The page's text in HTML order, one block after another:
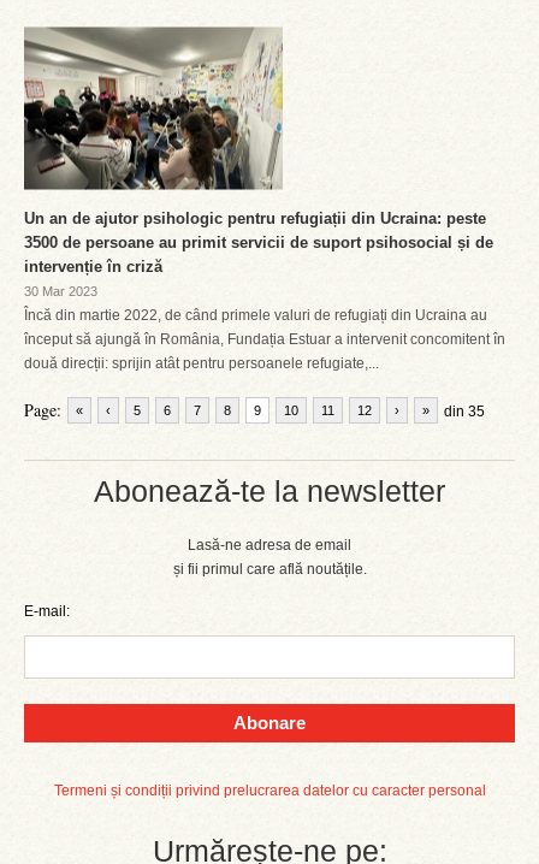
Abonează-te la newsletter
Lasă-ne adresa de email
și fii primul care află noutățile.
E-mail:
Abonare
Termeni și condiții privind prelucrarea datelor cu caracter personal
Urmărește-ne pe:
Un an de ajutor psihologic pentru refugiații din Ucraina: peste
3500 de persoane au primit servicii de suport psihosocial și de
intervenție în criză
30 Mar 2023
Încă din martie 2022, de când primele valuri de refugiați din Ucraina au
început să ajungă în România, Fundația Estuar a intervenit concomitent în
două direcții: sprijin atât pentru persoanele refugiate,...
Page: « ‹ 5 6 7 8 9 10 11 12 din 35
› »